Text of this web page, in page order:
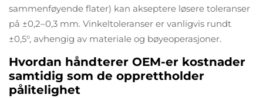
sammenføyende flater) kan akseptere løsere toleranser
på ±0,2–0,3 mm. Vinkeltoleranser er vanligvis rundt
±0,5°, avhengig av materiale og bøyeoperasjoner.
Hvordan håndterer OEM-er kostnader
samtidig som de opprettholder
pålitelighet